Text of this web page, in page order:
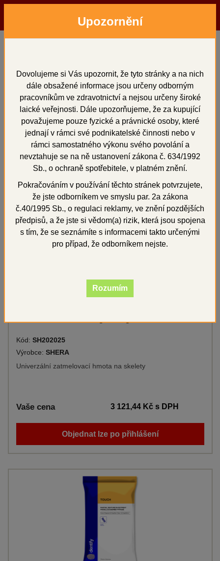
Hledat Přihlásit
pro skelety
Seřadit: Od nejlevnějších
celkem 4 položek
Kód: SH202025
Výrobce: SHERA
Univerzální zatmelovací hmota na skelety
Vaše cena 3 121,44 Kčs DPH
Objednat lze po přihlášení
Upozornění
Dovolujeme si Vás upozornit, že tyto stránky a na nich
dále obsažené informace jsou určeny odborným
pracovníkům ve zdravotnictví a nejsou určeny široké
laické veřejnosti. Dále upozorňujeme, že za kupující
považujeme pouze fyzické a právnické osoby, které
jednají v rámci své podnikatelské činnosti nebo v
rámci samostatného výkonu svého povolání a
nevztahuje se na ně ustanovení zákona č. 634/1992
Sb., o ochraně spotřebitele, v platném znění.
Pokračováním v používání těchto stránek potvrzujete,
že jste odborníkem ve smyslu par. 2a zákona
č.40/1995 Sb., o regulaci reklamy, ve znění pozdějších
předpisů, a že jste si vědom(a) rizik, která jsou spojena
s tím, že se seznámíte s informacemi takto určenými
pro případ, že odborníkem nejste.
Rozumím